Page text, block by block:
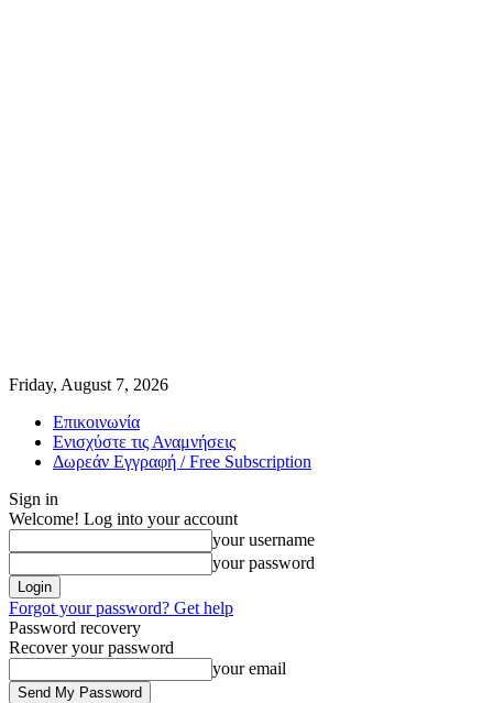
Friday, August 7, 2026
Επικοινωνία
Ενισχύστε τις Αναμνήσεις
Δωρεάν Εγγραφή / Free Subscription
Sign in
Welcome! Log into your account
your username
your password
Forgot your password? Get help
Password recovery
Recover your password
your email